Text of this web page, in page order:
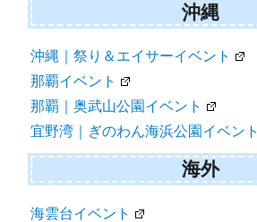
沖縄
沖縄｜祭り＆エイサーイベント
那覇イベント
那覇｜奥武山公園イベント
宜野湾｜ぎのわん海浜公園イベント
海外
海雲台イベント